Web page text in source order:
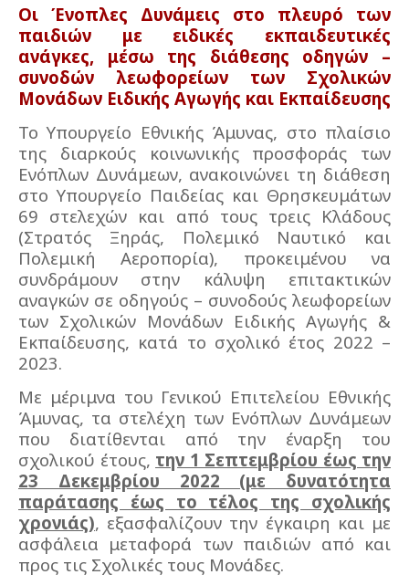
Οι Ένοπλες Δυνάμεις στο πλευρό των
παιδιών με ειδικές εκπαιδευτικές
ανάγκες, μέσω της διάθεσης οδηγών –
συνοδών λεωφορείων των Σχολικών
Μονάδων Ειδικής Αγωγής και Εκπαίδευσης
Το Υπουργείο Εθνικής Άμυνας, στο πλαίσιο
της διαρκούς κοινωνικής προσφοράς των
Ενόπλων Δυνάμεων, ανακοινώνει τη διάθεση
στο Υπουργείο Παιδείας και Θρησκευμάτων
69 στελεχών και από τους τρεις Κλάδους
(Στρατός Ξηράς, Πολεμικό Ναυτικό και
Πολεμική Αεροπορία), προκειμένου να
συνδράμουν στην κάλυψη επιτακτικών
αναγκών σε οδηγούς – συνοδούς λεωφορείων
των Σχολικών Μονάδων Ειδικής Αγωγής &
Εκπαίδευσης, κατά το σχολικό έτος 2022 –
2023.
Με μέριμνα του Γενικού Επιτελείου Εθνικής
Άμυνας, τα στελέχη των Ενόπλων Δυνάμεων
που διατίθενται από την έναρξη του
σχολικού έτους, την 1 Σεπτεμβρίου έως την
23 Δεκεμβρίου 2022 (με δυνατότητα
παράτασης έως το τέλος της σχολικής
χρονιάς), εξασφαλίζουν την έγκαιρη και με
ασφάλεια μεταφορά των παιδιών από και
προς τις Σχολικές τους Μονάδες.